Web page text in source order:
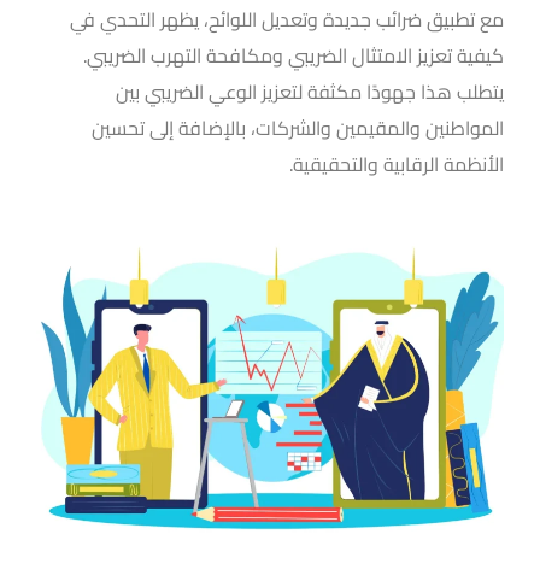
مع تطبيق ضرائب جديدة وتعديل اللوائح، يظهر التحدي في
كيفية تعزيز الامتثال الضريبي ومكافحة التهرب الضريبي.
يتطلب هذا جهودًا مكثفة لتعزيز الوعي الضريبي بين
المواطنين والمقيمين والشركات، بالإضافة إلى تحسين
الأنظمة الرقابية والتحقيقية.